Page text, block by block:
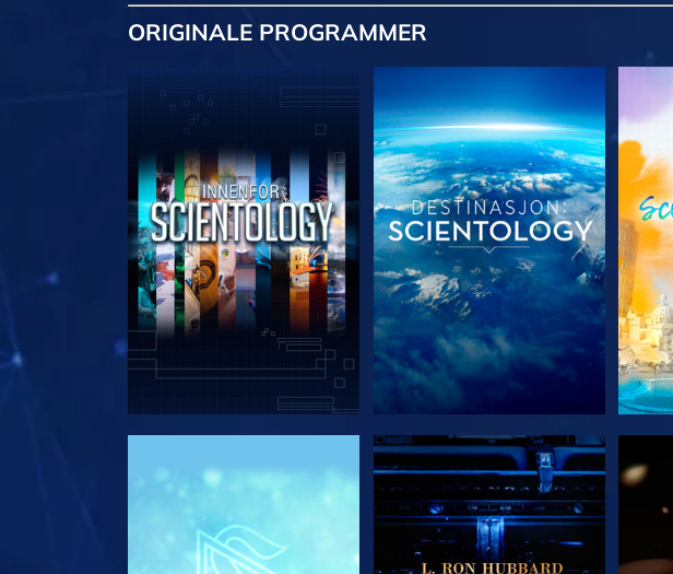
ORIGINALE PROGRAMMER
UTFORSK SERIEN UTFORSK SERIEN